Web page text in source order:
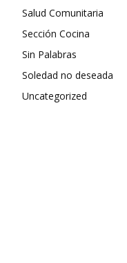
Salud Comunitaria
Sección Cocina
Sin Palabras
Soledad no deseada
Uncategorized